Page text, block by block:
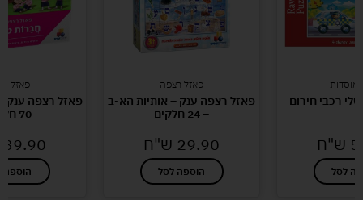
ומוסדות
רכבי חירום
ש"ח
לסל
פאזל רצפה
פאזל רצפה ענק – אותיות הא-ב
– 24 חלקים
29.90 ש"ח
הוספה לסל
פאזל
פאזל רצפה ענק
70 חלקים
39.90
הוספה